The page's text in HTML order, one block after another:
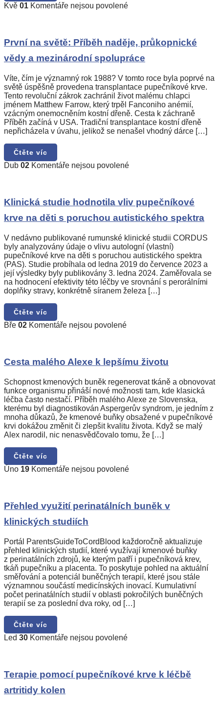
Kvě 01 Komentáře nejsou povolenéu
První
na
světě:
naděje,
průkopnické
vědy
a
mezinárodní
spolupráce
První na světě: Příběh naděje, průkopnické
vědy a mezinárodní spolupráce
Víte, čím je významný rok 1988? V tomto roce byla poprvé na
světě úspěšně provedena transplantace pupečníkové krve.
Tento revoluční zákrok zachránil život malému chlapci
jménem Matthew Farrow, který trpěl Fanconiho anémií,
vzácným onemocněním kostní dřeně. Cesta k záchraně
Příběh začíná v USA. Tradiční transplantace kostní dřeně
nepřicházela v úvahu, jelikož se nenašel vhodný dárce […]
Čtěte víc
Dub 02 Komentáře nejsou povolenéu
Klinická
studie
hodnotila
pupečníkové
krve
na
děti
s
poruchou
autistického
spektra
Klinická studie hodnotila vliv pupečníkové
krve na děti s poruchou autistického spektra
V nedávno publikované rumunské klinické studii CORDUS
byly analyzovány údaje o vlivu autologní (vlastní)
pupečníkové krve na děti s poruchou autistického spektra
(PAS). Studie probíhala od ledna 2019 do července 2023 a
její výsledky byly publikovány 3. ledna 2024. Zaměřovala se
na hodnocení efektivity této léčby ve srovnání s perorálními
doplňky stravy, konkrétně síranem železa […]
Čtěte víc
Bře 02 Komentáře nejsou povolenéu
Cesta
malého
k
lepšímu
životu
Cesta malého Alexe k lepšímu životu
Schopnost kmenových buněk regenerovat tkáně a obnovovat
funkce organismu přináší nové možnosti tam, kde klasická
léčba často nestačí. Příběh malého Alexe ze Slovenska,
kterému byl diagnostikován Aspergerův syndrom, je jedním z
mnoha důkazů, že kmenové buňky obsažené v pupečníkové
krvi dokážou změnit či zlepšit kvalitu života. Když se malý
Alex narodil, nic nenasvědčovalo tomu, že […]
Čtěte víc
Úno 19 Komentáře nejsou povolenéu
Přehled
využití
v
klinických
studiích
Přehled využití perinatálních buněk v
klinických studiích
Portál ParentsGuideToCordBlood každoročně aktualizuje
přehled klinických studií, které využívají kmenové buňky
z perinatálních zdrojů, ke kterým patří i pupečníková krev,
tkáň pupečníku a placenta. To poskytuje pohled na aktuální
směřování a potenciál buněčných terapií, které jsou stále
významnou součástí medicínských inovací. Kumulativní
počet perinatálních studií v oblasti pokročilých buněčných
terapií se za poslední dva roky, od […]
Čtěte víc
Led 30 Komentáře nejsou povolenéu
Terapie
pomocí
Terapie pomocí pupečníkové krve k léčbě
artritidy kolen